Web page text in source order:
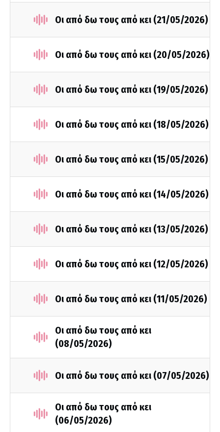
Οι από δω τους από κει (21/05/2026)
Οι από δω τους από κει (20/05/2026)
Οι από δω τους από κει (19/05/2026)
Οι από δω τους από κει (18/05/2026)
Οι από δω τους από κει (15/05/2026)
Οι από δω τους από κει (14/05/2026)
Οι από δω τους από κει (13/05/2026)
Οι από δω τους από κει (12/05/2026)
Οι από δω τους από κει (11/05/2026)
Οι από δω τους από κει
(08/05/2026)
Οι από δω τους από κει (07/05/2026)
Οι από δω τους από κει
(06/05/2026)